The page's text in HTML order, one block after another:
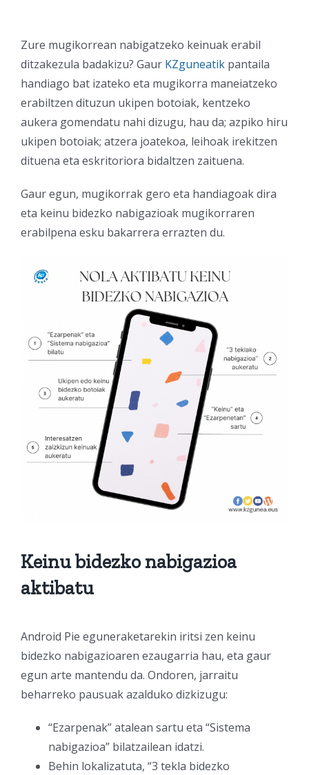
Zure mugikorrean nabigatzeko keinuak erabil
ditzakezula badakizu? Gaur KZguneatik pantaila
handiago bat izateko eta mugikorra maneiatzeko
erabiltzen dituzun ukipen botoiak, kentzeko
aukera gomendatu nahi dizugu, hau da; azpiko hiru
ukipen botoiak; atzera joatekoa, leihoak irekitzen
dituena eta eskritoriora bidaltzen zaituena.
Gaur egun, mugikorrak gero eta handiagoak dira
eta keinu bidezko nabigazioak mugikorraren
erabilpena esku bakarrera errazten du.
Keinu bidezko nabigazioa
aktibatu
Android Pie eguneraketarekin iritsi zen keinu
bidezko nabigazioaren ezaugarria hau, eta gaur
egun arte mantendu da. Ondoren, jarraitu
beharreko pausuak azalduko dizkizugu:
“Ezarpenak” atalean sartu eta “Sistema
nabigazioa” bilatzailean idatzi.
Behin lokalizatuta, “3 tekla bidezko